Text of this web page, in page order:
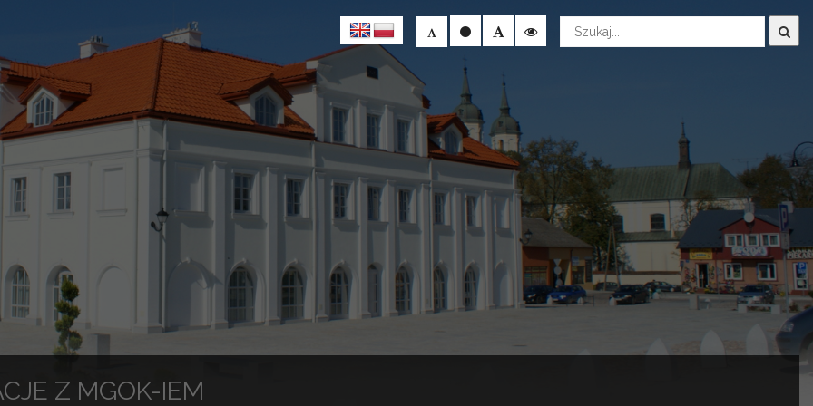
Wyszukaj
Z MGOK-IEM